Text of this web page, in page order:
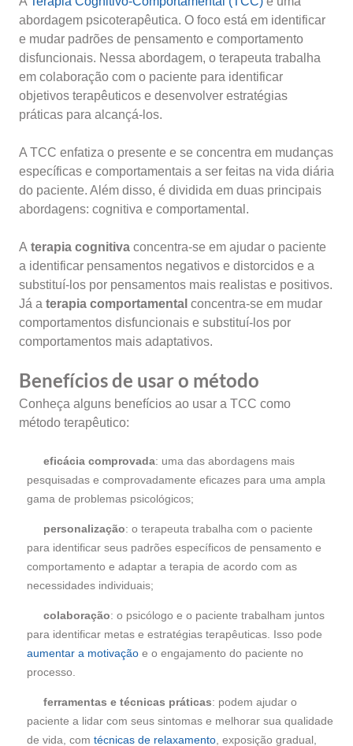
abordagem psicoterapêutica. O foco está em identificar
e mudar padrões de pensamento e comportamento
disfuncionais. Nessa abordagem, o terapeuta trabalha
em colaboração com o paciente para identificar
objetivos terapêuticos e desenvolver estratégias
práticas para alcançá-los.
A TCC enfatiza o presente e se concentra em mudanças
específicas e comportamentais a ser feitas na vida diária
do paciente. Além disso, é dividida em duas principais
abordagens: cognitiva e comportamental.
A terapia cognitiva concentra-se em ajudar o paciente
a identificar pensamentos negativos e distorcidos e a
substituí-los por pensamentos mais realistas e positivos.
Já a terapia comportamental concentra-se em mudar
comportamentos disfuncionais e substituí-los por
comportamentos mais adaptativos.
Benefícios de usar o método
Conheça alguns benefícios ao usar a TCC como
método terapêutico:
eficácia comprovada: uma das abordagens mais
pesquisadas e comprovadamente eficazes para uma ampla
gama de problemas psicológicos;
personalização: o terapeuta trabalha com o paciente
para identificar seus padrões específicos de pensamento e
comportamento e adaptar a terapia de acordo com as
necessidades individuais;
colaboração: o psicólogo e o paciente trabalham juntos
para identificar metas e estratégias terapêuticas. Isso pode
aumentar a motivação e o engajamento do paciente no
processo.
ferramentas e técnicas práticas: podem ajudar o
paciente a lidar com seus sintomas e melhorar sua qualidade
de vida, com técnicas de relaxamento , exposição gradual,